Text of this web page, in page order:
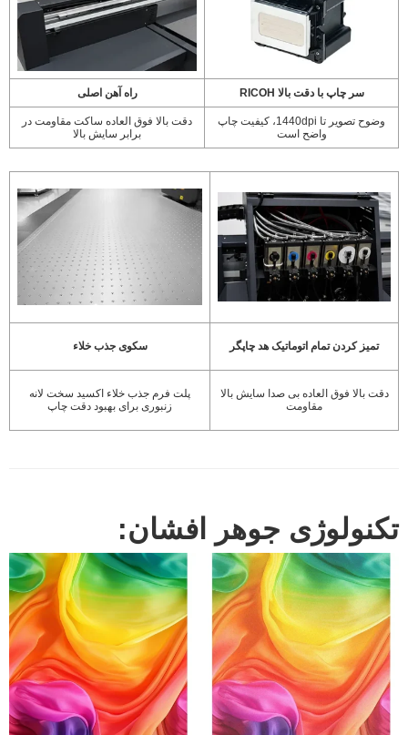
سر چاپ با دقت بالا RICOH راه آهن اصلی
وضوح تصویر تا 1440dpi، کیفیت چاپ
واضح است
دقت بالا فوق العاده ساکت مقاومت در
برابر سایش بالا
تمیز کردن تمام اتوماتیک هد چاپگر سکوی جذب خلاء
دقت بالا فوق العاده بی صدا سایش بالا
مقاومت
پلت فرم جذب خلاء اکسید سخت لانه
زنبوری برای بهبود دقت چاپ
تکنولوژی جوهر افشان: